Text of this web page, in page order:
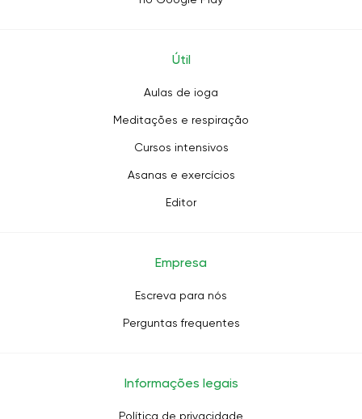
Útil
Aulas de ioga
Meditações e respiração
Cursos intensivos
Asanas e exercícios
Editor
Empresa
Escreva para nós
Perguntas frequentes
Informações legais
Política de privacidade